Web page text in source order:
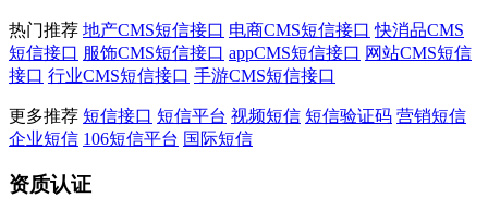
热门推荐 地产CMS短信接口 电商CMS短信接口 快消品CMS
短信接口 服饰CMS短信接口 appCMS短信接口 网站CMS短信
接口 行业CMS短信接口 手游CMS短信接口
更多推荐 短信接口 短信平台 视频短信 短信验证码 营销短信
企业短信 106短信平台 国际短信
资质认证